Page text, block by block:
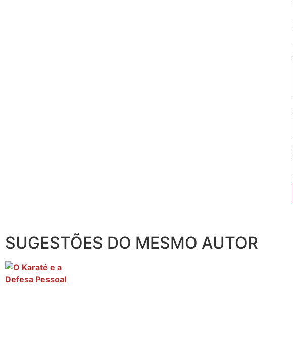
SUGESTÕES DO MESMO AUTOR